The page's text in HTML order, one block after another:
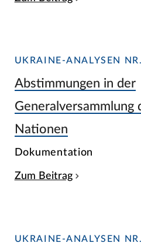
UKRAINE-ANALYSEN
Abstimmungen in der
Generalversammlung
Nationen
Dokumentation
Zum Beitrag
UKRAINE-ANALYSEN